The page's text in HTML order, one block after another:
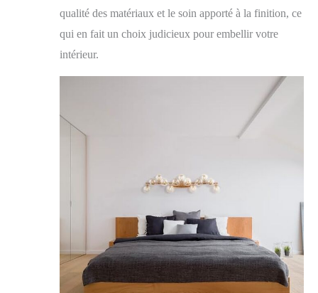
qualité des matériaux et le soin apporté à la finition, ce
qui en fait un choix judicieux pour embellir votre
intérieur.